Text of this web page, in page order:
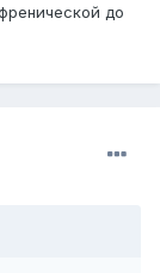
до